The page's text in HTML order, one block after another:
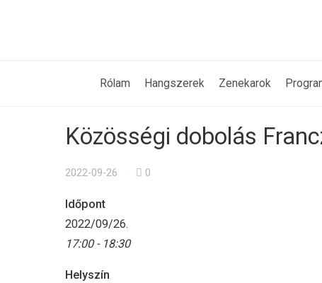
Rólam Hangszerek Zenekarok
Közösségi dobolás
2022-09-26 0
Időpont
2022/09/26.
17:00 - 18:30
Helyszín